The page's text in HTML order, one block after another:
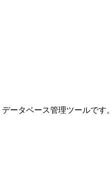
ータベース管理ツールで